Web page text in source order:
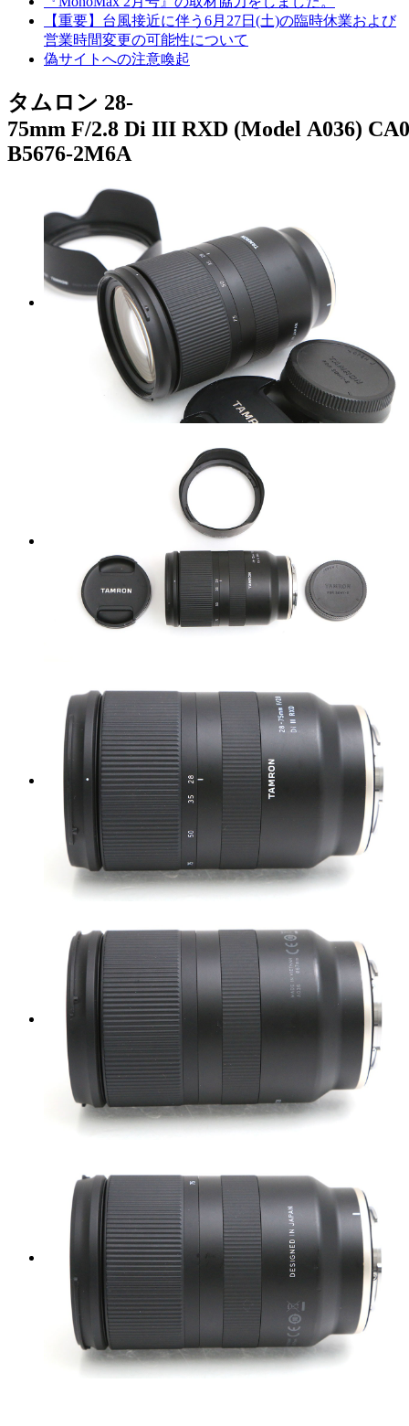
【重要】台風接近に伴う6月27日(土)の臨時休業および
営業時間変更の可能性について
偽サイトへの注意喚起
タムロン 28-
75mm F/2.8 Di III RXD (Model A036)
B5676-2M6A